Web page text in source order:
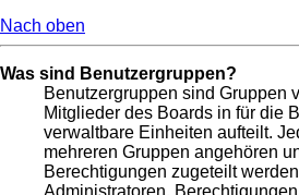
Nach oben
Was sind Benutzergruppen?
Benutzergruppen sind Gruppen
Mitglieder des Boards in für die
verwaltbare Einheiten aufteilt.
mehreren Gruppen angehören
Berechtigungen zugeteilt